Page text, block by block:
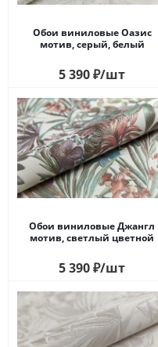
Обои виниловые Оазис
мотив, cерый, белый
5 390₽/шт
Обои виниловые Джангл
мотив, светлый цветной
5 390₽/шт